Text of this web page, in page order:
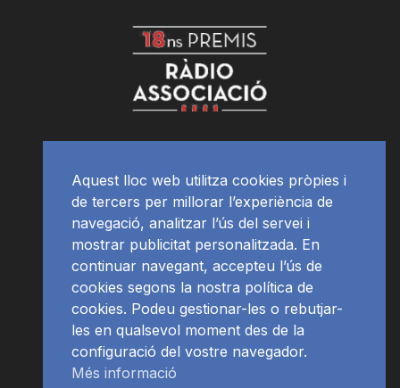
Aquest lloc web utilitza cookies pròpies i
de tercers per millorar l’experiència de
navegació, analitzar l’ús del servei i
mostrar publicitat personalitzada. En
continuar navegant, accepteu l’ús de
cookies segons la nostra política de
cookies. Podeu gestionar-les o rebutjar-
les en qualsevol moment des de la
configuració del vostre navegador.
Més informació